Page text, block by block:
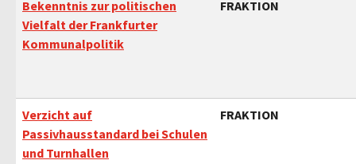
Bekenntnis zur politischen
Vielfalt der Frankfurter
Kommunalpolitik
FRAKTION
Verzicht auf
Passivhausstandard bei Schulen
und Turnhallen
FRAKTION